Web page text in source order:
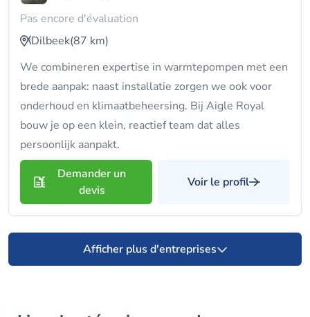
Pas encore d'évaluation
Dilbeek(87 km)
We combineren expertise in warmtepompen met een
brede aanpak: naast installatie zorgen we ook voor
onderhoud en klimaatbeheersing. Bij Aigle Royal
bouw je op een klein, reactief team dat alles
persoonlijk aanpakt.
Demander un
devis
Voir le profil
Afficher plus d'entreprises